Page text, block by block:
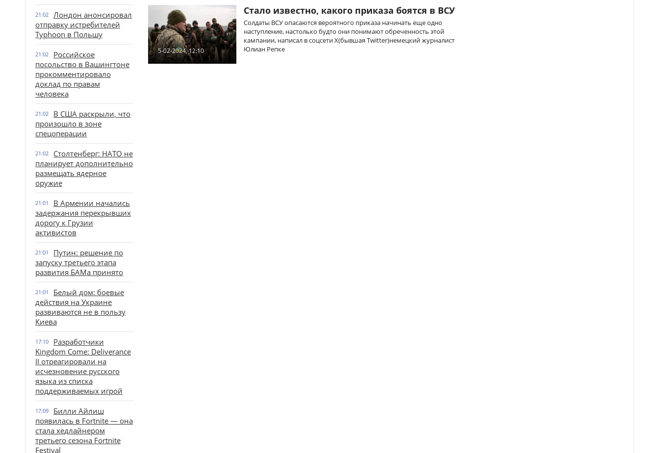
21:02
Лондон анонсировал
отправку истребителей
Typhoon в Польшу
21:02
Российское
посольство в Вашингтоне
прокомментировало
доклад по правам
человека
21:02
В США раскрыли, что
произошло в зоне
спецоперации
21:02
Столтенберг: НАТО не
планирует дополнительно
размещать ядерное
оружие
21:01
В Армении начались
задержания перекрывших
дорогу к Грузии
активистов
21:01
Путин: решение по
запуску третьего этапа
развития БАМа принято
21:01
Белый дом: боевые
действия на Украине
развиваются не в пользу
Киева
17:10
Разработчики
Kingdom Come: Deliverance
II отреагировали на
исчезновение русского
языка из списка
поддерживаемых игрой
17:09
Билли Айлиш
появилась в Fortnite — она
стала хедлайнером
третьего сезона Fortnite
Festival
5-02-2024, 12:10
Стало известно, какого приказа боятся в ВСУ
Солдаты ВСУ опасаются вероятного приказа начинать еще одно
наступление, настолько будто они понимают обреченность этой
кампании, написал в соцсети X(бывшая Twitter)немецкий журналист
Юлиан Репке